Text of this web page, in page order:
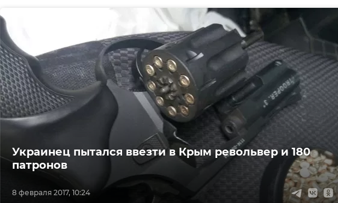
8 февраля 2017, 10:24
Украинец пытался ввезти в Крым револьвер и 180
патронов